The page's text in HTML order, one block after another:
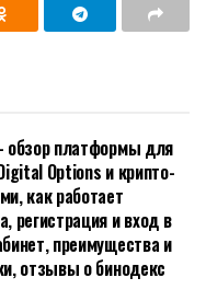
платформы для
Options и крипто-
как работает
регистрация и вход в
преимущества и
отзывы о бинодекс